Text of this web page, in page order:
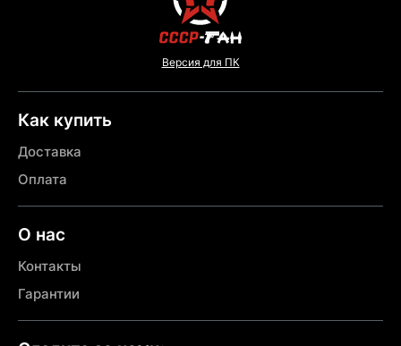
Версия для ПК
Как купить
Доставка
Оплата
О нас
Контакты
Гарантии